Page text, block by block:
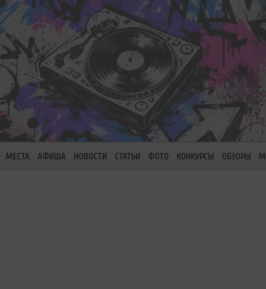
МЕСТА АФИША НОВОСТИ СТАТЬИ ФОТО КОНКУРСЫ ОБЗОРЫ